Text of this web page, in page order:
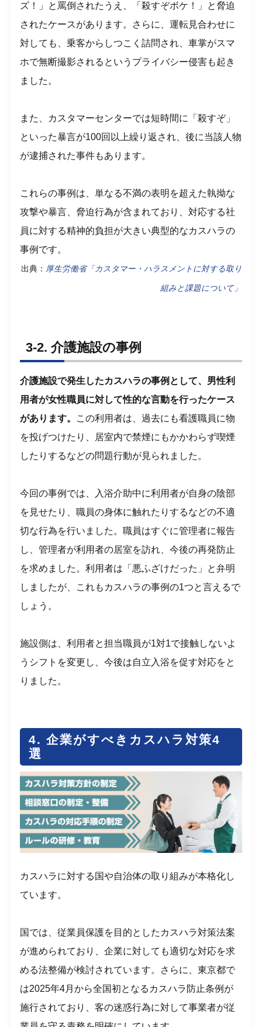
ズ！」と罵倒されたうえ、「殺すぞボケ！」と脅迫
されたケースがあります。さらに、運転見合わせに
対しても、乗客からしつこく詰問され、車掌がスマ
ホで無断撮影されるというプライバシー侵害も起き
ました。
また、カスタマーセンターでは短時間に「殺すぞ」
といった暴言が100回以上繰り返され、後に当該人物
が逮捕された事件もあります。
これらの事例は、単なる不満の表明を超えた執拗な
攻撃や暴言、脅迫行為が含まれており、対応する社
員に対する精神的負担が大きい典型的なカスハラの
事例です。
出典： 厚生労働省「カスタマー・ハラスメントに対する取り
組みと課題について」
3-2. 介護施設の事例
介護施設で発生したカスハラの事例として、男性利
用者が女性職員に対して性的な言動を行ったケース
があります。 この利用者は、過去にも看護職員に物
を投げつけたり、居室内で禁煙にもかかわらず喫煙
したりするなどの問題行動が見られました。
今回の事例では、入浴介助中に利用者が自身の陰部
を見せたり、職員の身体に触れたりするなどの不適
切な行為を行いました。職員はすぐに管理者に報告
し、管理者が利用者の居室を訪れ、今後の再発防止
を求めました。利用者は「悪ふざけだった」と弁明
しましたが、これもカスハラの事例の1つと言えるで
しょう。
施設側は、利用者と担当職員が1対1で接触しないよ
うシフトを変更し、今後は自立入浴を促す対応をと
りました。
4. 企業がすべきカスハラ対策4
選
カスハラに対する国や自治体の取り組みが本格化し
ています。
国では、従業員保護を目的としたカスハラ対策法案
が進められており、企業に対しても適切な対応を求
める法整備が検討されています。さらに、東京都で
は2025年4月から全国初となるカスハラ防止条例が
施行されており、客の迷惑行為に対して事業者が従